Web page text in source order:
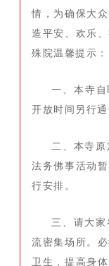
情，为确保大
造平安、欢乐
殊院温馨提示：
一、本寺
开放时间另行通
二、本寺
法务佛事活动
行安排。
三、请大
流密集场所。
卫生，提高身